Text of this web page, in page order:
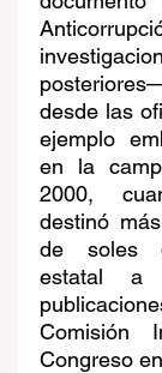
desde las
ejemplo
en la
2000,
destinó
de soles
estatal a
Comisión
Congreso